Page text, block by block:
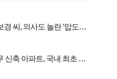
경 씨, 의사도 놀란 ‘압도적
신축 아파트, 국내 최초 반